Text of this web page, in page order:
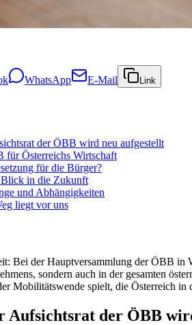
WhatsApp E-Mail Link
der ÖBB wird neu aufgestellt
für Österreichs Wirtschaft
für die Bürger?
Blick in die Zukunft
und Abhängigkeiten
liegt vor uns
Bei der Hauptversammlung der ÖBB in
sondern auch in der gesamten
Mobilitätswende spielt, die Österreich in
Aufsichtsrat der ÖBB